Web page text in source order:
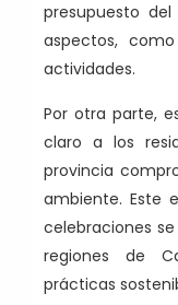
presupuesto
aspectos,
actividades.
Por otra parte,
claro a los
provincia
ambiente. Este
celebraciones
regiones de
prácticas